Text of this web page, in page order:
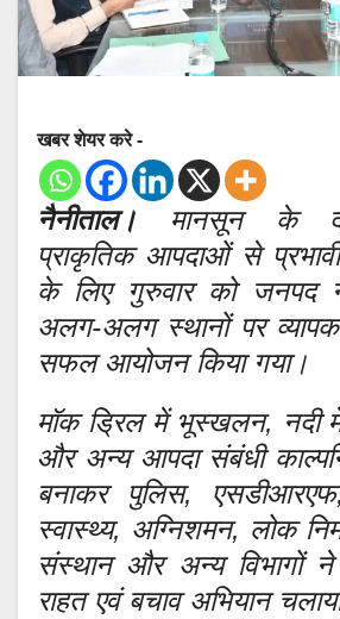
खबर शेयर करे -
नैनीताल। मानसून के
प्राकृतिक आपदाओं से
के लिए गुरुवार को जनपद
अलग-अलग स्थानों पर
सफल आयोजन किया गया।
मॉक ड्रिल में भूस्खलन, नदी
और अन्य आपदा संबंधी
बनाकर पुलिस,
स्वास्थ्य, अग्निशमन, लोक
संस्थान और अन्य विभागों
राहत एवं बचाव अभियान